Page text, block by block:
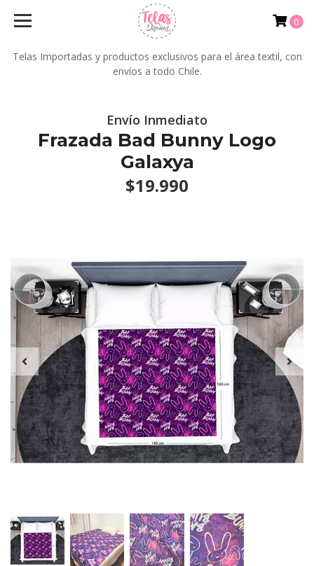
Telas Importadas y productos exclusivos para el área textil, con
envíos a todo Chile.
0
Envío Inmediato
Frazada Bad Bunny Logo
Galaxya
$19.990